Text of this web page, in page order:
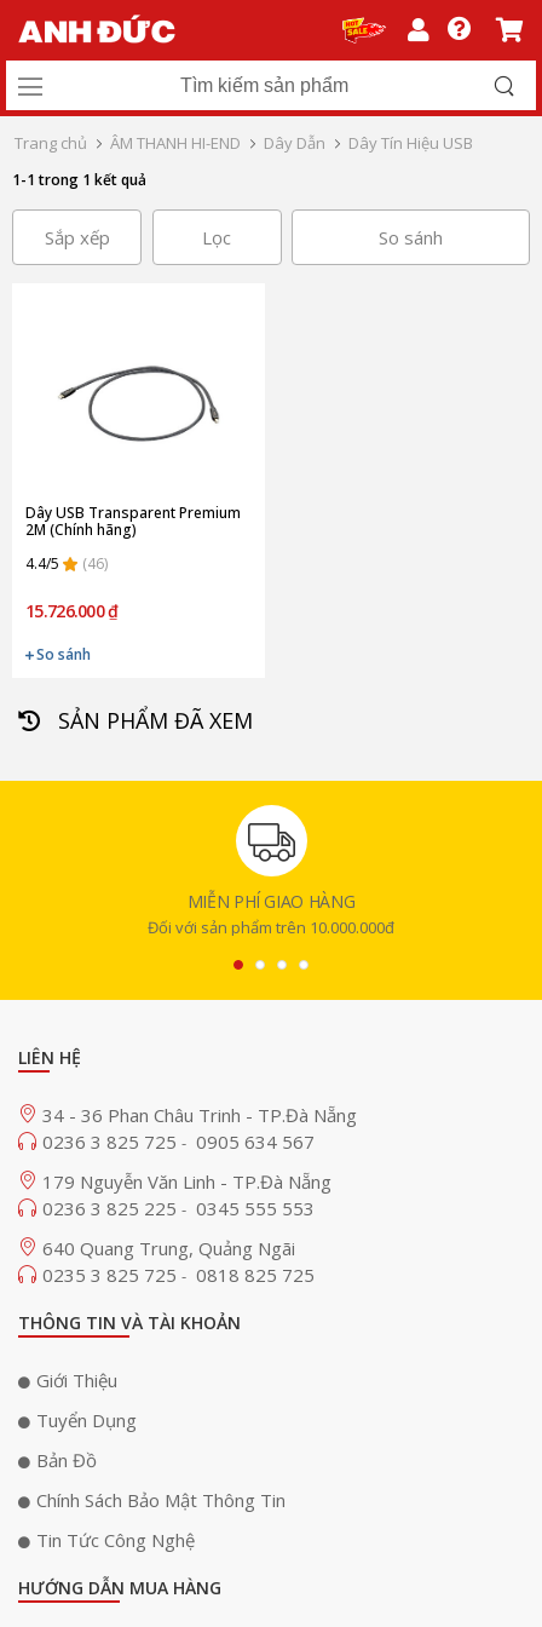
Trang chủ ÂM THANH HI-END Dây Dẫn Dây Tín Hiệu USB
1-1 trong 1 kết quả
Sắp xếp Lọc So sánh
Dây USB Transparent Premium
2M (Chính hãng)
4.4/5
(46)
15.726.000 ₫
So sánh
SẢN PHẨM ĐÃ XEM
MIỄN PHÍ GIAO HÀNG
Đối với sản phẩm trên 10.000.000đ
LIÊN HỆ
34 - 36 Phan Châu Trinh - TP.Đà Nẵng
0236 3 825 725 - 0905 634 567
179 Nguyễn Văn Linh - TP.Đà Nẵng
0236 3 825 225 - 0345 555 553
640 Quang Trung, Quảng Ngãi
0235 3 825 725 - 0818 825 725
THÔNG TIN VÀ TÀI KHOẢN
Giới Thiệu
Tuyển Dụng
Bản Đồ
Chính Sách Bảo Mật Thông Tin
Tin Tức Công Nghệ
HƯỚNG DẪN MUA HÀNG